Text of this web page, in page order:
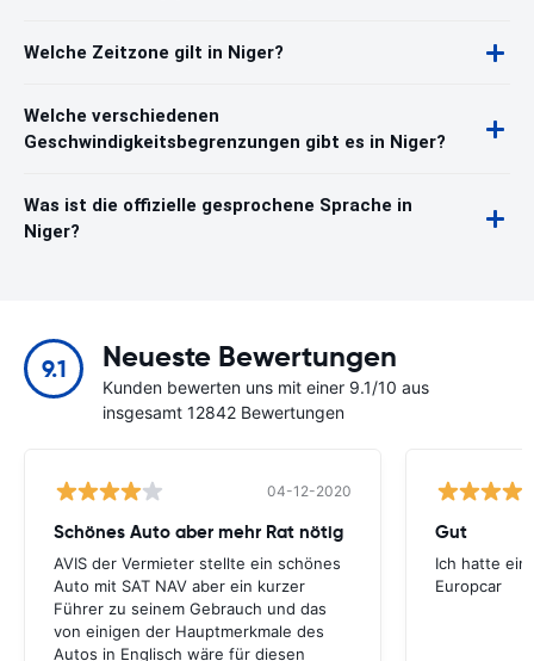
Welche Zeitzone gilt in Niger?
Welche verschiedenen
Geschwindigkeitsbegrenzungen gibt es in Niger?
Was ist die offizielle gesprochene Sprache in
Niger?
9.1 Neueste Bewertungen
Kunden bewerten uns mit einer 9.1/10 aus
insgesamt 12842 Bewertungen
04-12-2020
Schönes Auto aber mehr Rat nötig
AVIS der Vermieter stellte ein schönes
Auto mit SAT NAV aber ein kurzer
Führer zu seinem Gebrauch und das
von einigen der Hauptmerkmale des
Autos in Englisch wäre für diesen
Gut
Ich hatte
Europcar